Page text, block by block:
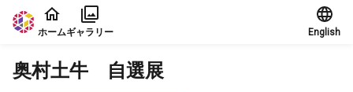
本文に飛ぶ
ホームギャラリー English
奥村土牛 自選展